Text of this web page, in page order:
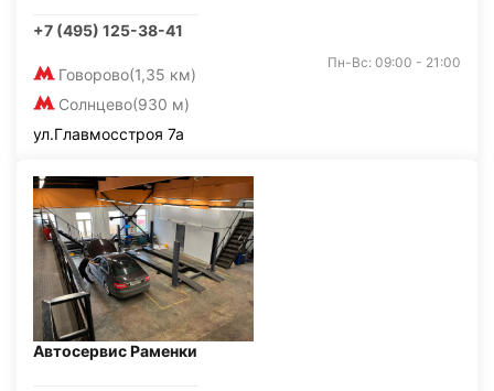
+7 (495) 125-38-41
Говорово(1,35 км)
Солнцево(930 м)
Пн-Вс: 09:00 - 21:00
ул.Главмосстроя 7а
Автосервис Раменки